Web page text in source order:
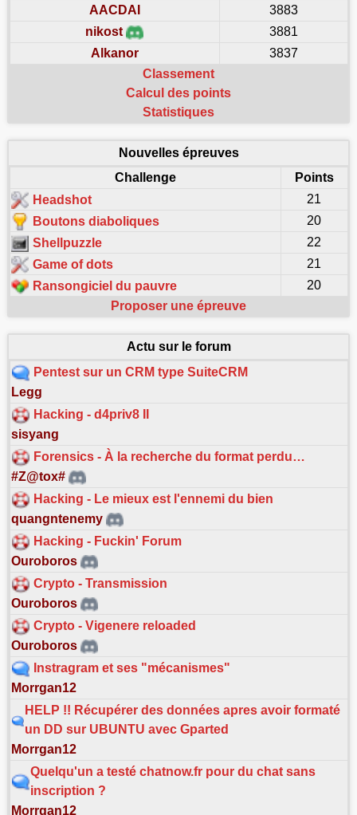
AACDAI
3883
nikost
3881
Alkanor
3837
Classement
Calcul des points
Statistiques
Nouvelles épreuves
Challenge
Points
Headshot
21
Boutons diaboliques
20
Shellpuzzle
22
Game of dots
21
Ransongiciel du pauvre
20
Proposer une épreuve
Actu sur le forum
Pentest sur un CRM type SuiteCRM
Legg
Hacking - d4priv8 II
sisyang
Forensics - À la recherche du format perdu…
#Z@tox#
Hacking - Le mieux est l'ennemi du bien
quangntenemy
Hacking - Fuckin' Forum
Ouroboros
Crypto - Transmission
Ouroboros
Crypto - Vigenere reloaded
Ouroboros
Instragram et ses "mécanismes"
Morrgan12
HELP !! Récupérer des données apres avoir formaté
un DD sur UBUNTU avec Gparted
Morrgan12
Quelqu'un a testé chatnow.fr pour du chat sans
inscription ?
Morrgan12